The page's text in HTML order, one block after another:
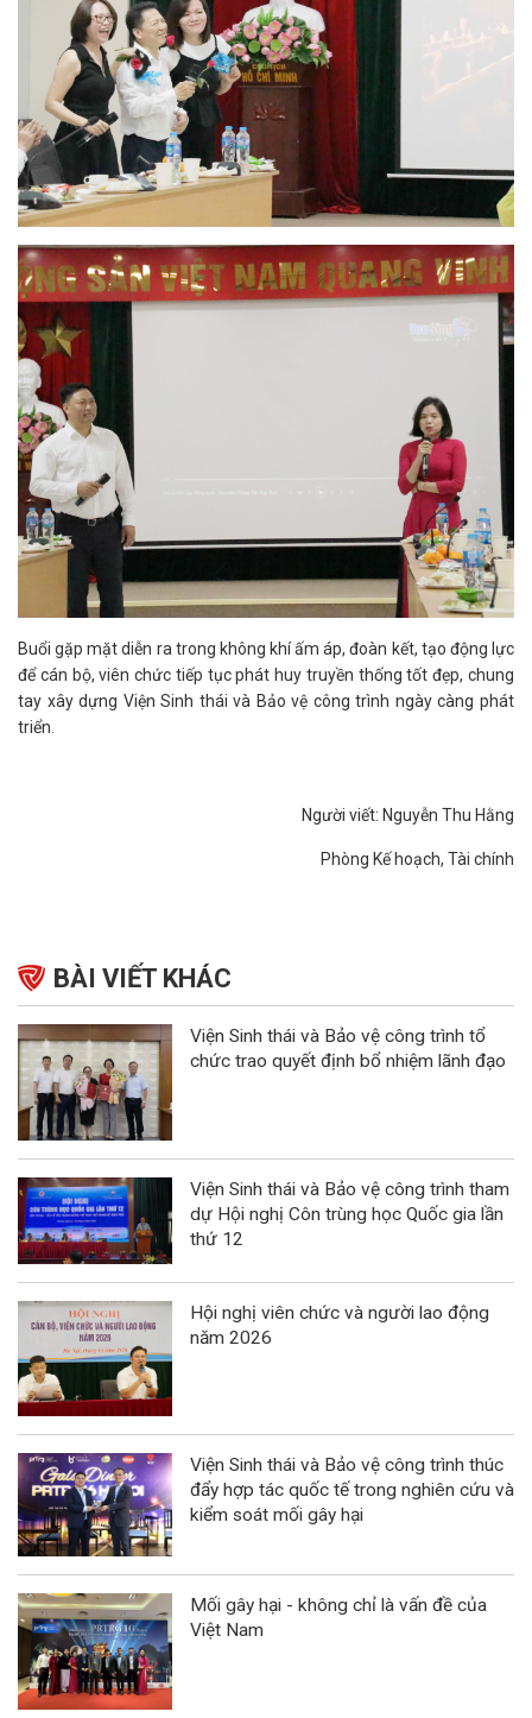
Buổi gặp mặt diễn ra trong không khí ấm áp, đoàn kết, tạo động lực
để cán bộ, viên chức tiếp tục phát huy truyền thống tốt đẹp, chung
tay xây dựng Viện Sinh thái và Bảo vệ công trình ngày càng phát
triển.
Người viết: Nguyễn Thu Hằng
Phòng Kế hoạch, Tài chính
BÀI VIẾT KHÁC
Viện Sinh thái và Bảo vệ công trình tổ
chức trao quyết định bổ nhiệm lãnh đạo
Viện Sinh thái và Bảo vệ công trình tham
dự Hội nghị Côn trùng học Quốc gia lần
thứ 12
Hội nghị viên chức và người lao động
năm 2026
Viện Sinh thái và Bảo vệ công trình thúc
đẩy hợp tác quốc tế trong nghiên cứu và
kiểm soát mối gây hại
Mối gây hại - không chỉ là vấn đề của
Việt Nam